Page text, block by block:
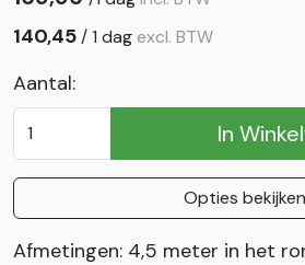
140,45/1 dag excl. BTW
Aantal:
In
Opties bekijken
Afmetingen: 4,5 meter in het